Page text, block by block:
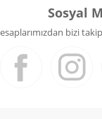
Sosyal
bizi